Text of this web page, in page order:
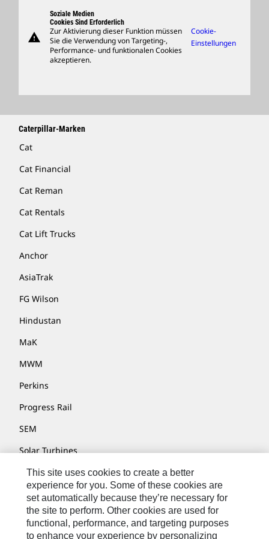
Support
Merchandise
Händler Suchen
warning
Soziale Medien
Cookies Sind Erforderlich
Zur Aktivierung dieser Funktion müssen
Sie die Verwendung von Targeting-,
Performance- und funktionalen Cookies
akzeptieren.
Cookie-
Einstellungen
Caterpillar-Marken
Cat
Cat Financial
Cat Reman
Cat Rentals
Cat Lift Trucks
Anchor
AsiaTrak
FG Wilson
Hindustan
MaK
MWM
Perkins
Progress Rail
SEM
Solar Turbines
SPM Oil & Gas
Turner Powertrain Systems
This site uses cookies to create a better
experience for you. Some of these cookies are
set automatically because they’re necessary for
the site to perform. Other cookies are used for
functional, performance, and targeting purposes
to enhance your experience by personalizing